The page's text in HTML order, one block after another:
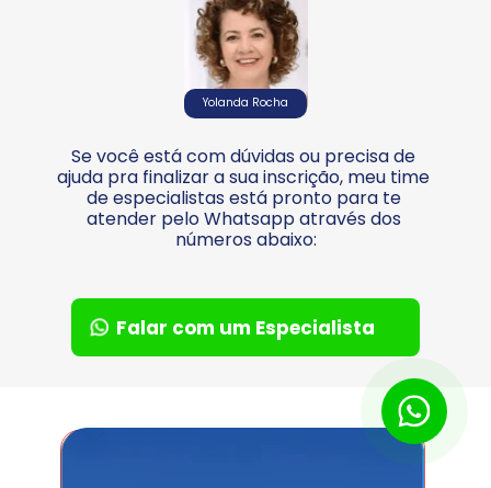
Yolanda Rocha
Se você está com dúvidas ou precisa de
ajuda pra finalizar a sua inscrição, meu time
de especialistas está pronto para te
atender pelo Whatsapp através dos
números abaixo:
Falar com um Especialista